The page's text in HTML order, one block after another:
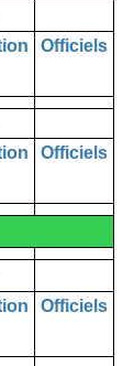
Officiels
Officiels
Officiels